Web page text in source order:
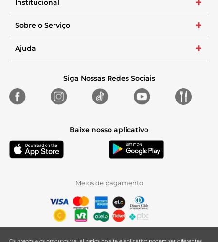
Institucional +
Sobre o Serviço +
Ajuda +
Siga Nossas Redes Sociais
Baixe nosso aplicativo
Meios de pagamento